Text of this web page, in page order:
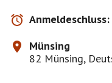
Anmeldeschluss:
Münsing
82 Münsing,